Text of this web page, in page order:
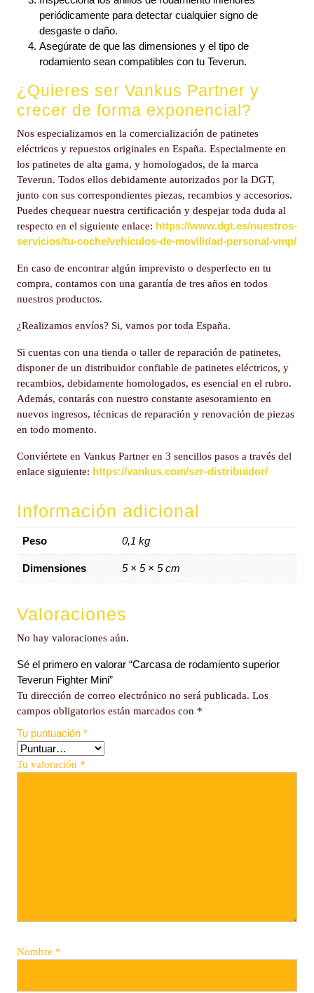
periódicamente para detectar cualquier signo de
desgaste o daño.
Asegúrate de que las dimensiones y el tipo de
rodamiento sean compatibles con tu Teverun.
¿Quieres ser Vankus Partner y
crecer de forma exponencial?
Nos especializamos en la comercialización de patinetes
eléctricos y repuestos originales en España. Especialmente en
los patinetes de alta gama, y homologados, de la marca
Teverun. Todos ellos debidamente autorizados por la DGT,
junto con sus correspondientes piezas, recambios y accesorios.
Puedes chequear nuestra certificación y despejar toda duda al
respecto en el siguiente enlace: https://www.dgt.es/nuestros-
servicios/tu-coche/vehiculos-de-movilidad-personal-vmp/
En caso de encontrar algún imprevisto o desperfecto en tu
compra, contamos con una garantía de tres años en todos
nuestros productos.
¿Realizamos envíos? Si, vamos por toda España.
Si cuentas con una tienda o taller de reparación de patinetes,
disponer de un distribuidor confiable de patinetes eléctricos, y
recambios, debidamente homologados, es esencial en el rubro.
Además, contarás con nuestro constante asesoramiento en
nuevos ingresos, técnicas de reparación y renovación de piezas
en todo momento.
Conviértete en Vankus Partner en 3 sencillos pasos a través del
enlace siguiente: https://vankus.com/ser-distribuidor/
Información adicional
Peso 0,1 kg
Dimensiones 5 × 5 × 5 cm
Valoraciones
No hay valoraciones aún.
Sé el primero en valorar “Carcasa de rodamiento superior
Teverun Fighter Mini”
Tu dirección de correo electrónico no será publicada. Los
campos obligatorios están marcados con *
Tu puntuación *
Tu valoración *
Nombre *